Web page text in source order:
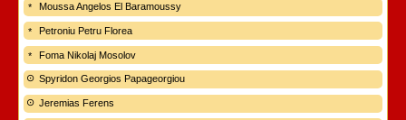
Moussa Angelos El Baramoussy
Petroniu Petru Florea
Foma Nikolaj Mosolov
Spyridon Georgios Papageorgiou
Jeremias Ferens